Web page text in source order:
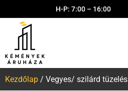
H-P: 7:00 – 16:00
Kezdőlap / Vegyes/ szilárd tüzelés